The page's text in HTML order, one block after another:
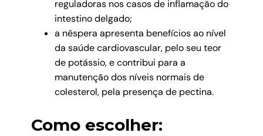
reguladoras nos casos de inflamação do
intestino delgado;
a nêspera apresenta benefícios ao nível
da saúde cardiovascular, pelo seu teor
de potássio, e contribui para a
manutenção dos níveis normais de
colesterol, pela presença de pectina.
Como escolher: